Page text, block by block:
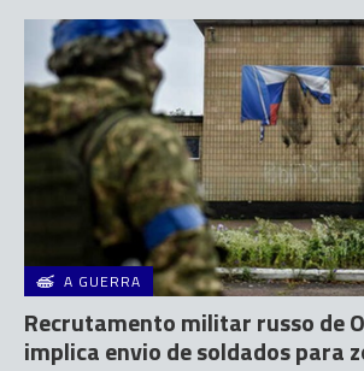
A GUERRA
Recrutamento militar russo de
implica envio de soldados para